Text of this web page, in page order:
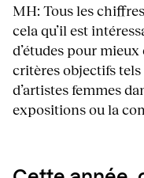
MH: Tous les
cela qu’il est
d’études pour
critères objectifs
d’artistes femmes
expositions ou la